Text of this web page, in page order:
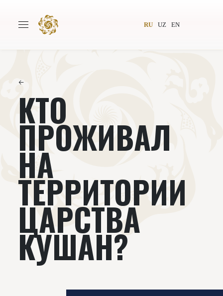
RU UZ EN
Авторы
Издательство Новости
Книги
←
КТО
ПРОЖИВАЛ
НА
ТЕРРИТОРИИ
ЦАРСТВА
КУШАН?